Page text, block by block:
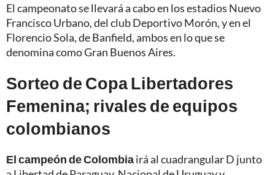
El campeonato se llevará a cabo en los estadios Nuevo
Francisco Urbano, del club Deportivo Morón, y en el
Florencio Sola, de Banfield, ambos en lo que se
denomina como Gran Buenos Aires.
Sorteo de Copa Libertadores
Femenina; rivales de equipos
colombianos
El campeón de Colombiairá al cuadrangular D junto